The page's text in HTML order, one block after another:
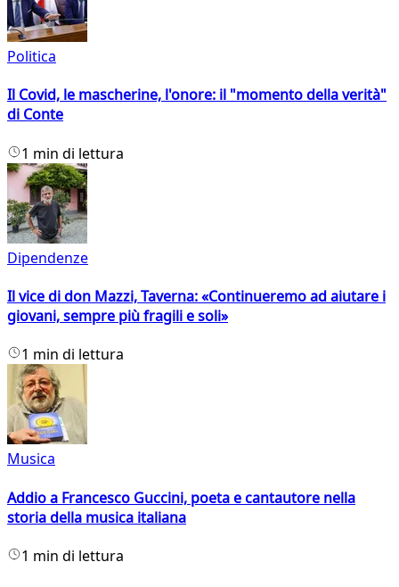
Politica
Il Covid, le mascherine, l'onore: il "momento della verità"
di Conte
1 min di lettura
Dipendenze
Il vice di don Mazzi, Taverna: «Continueremo ad aiutare i
giovani, sempre più fragili e soli»
1 min di lettura
Musica
Addio a Francesco Guccini, poeta e cantautore nella
storia della musica italiana
1 min di lettura